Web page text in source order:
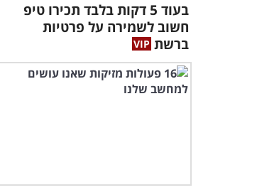
בעוד 5 דקות בלבד תכירו טיפ
חשוב לשמירה על פרטיות
ברשת